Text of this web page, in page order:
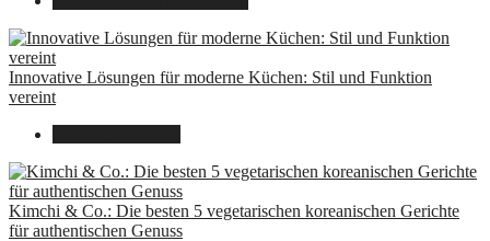
Innovative Lösungen für moderne Küchen: Stil und Funktion
vereint
Kimchi & Co.: Die besten 5 vegetarischen koreanischen Gerichte
für authentischen Genuss